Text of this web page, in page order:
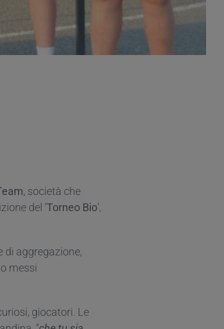
, società che
del ‘Torneo Bio’,
di aggregazione,
messi
giocatori. Le